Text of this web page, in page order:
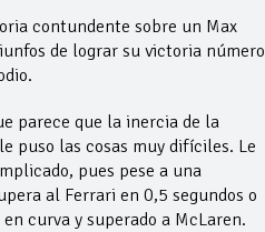
contundente sobre un Max
de lograr su victoria número
parece que la inercia de la
puso las cosas muy difíciles. Le
pues pese a una
al Ferrari en 0,5 segundos o
curva y superado a McLaren.